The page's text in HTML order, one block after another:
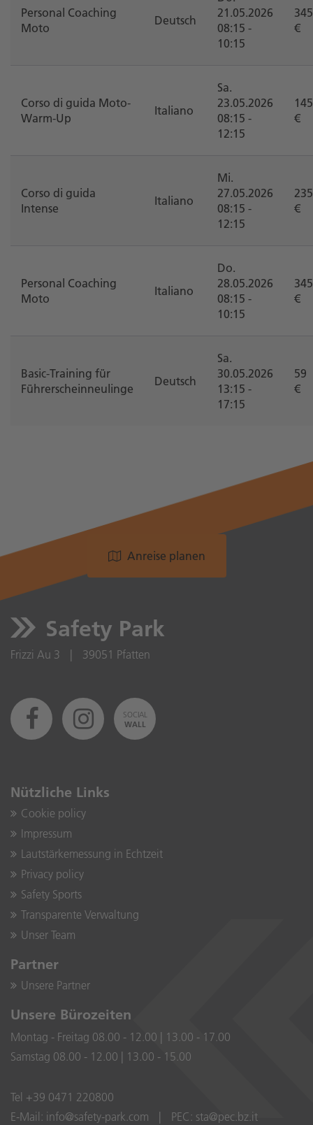
Personal Coaching
Moto
Deutsch
21.05.2026
08:15 -
10:15
345
€
Corso di guida Moto-
Warm-Up
Italiano
Sa.
23.05.2026
08:15 -
12:15
145
€
Corso di guida
Intense
Italiano
Mi.
27.05.2026
08:15 -
12:15
235
€
Personal Coaching
Moto
Italiano
Do.
28.05.2026
08:15 -
10:15
345
€
Basic-Training für
Führerscheinneulinge
Deutsch
Sa.
30.05.2026
13:15 -
17:15
59
€
Anreise planen
Safety Park
Frizzi Au 3 39051 Pfatten
SOCIAL
WALL
Nützliche Links
Cookie policy
Impressum
Lautstärkemessung in Echtzeit
Privacy policy
Safety Sports
Transparente Verwaltung
Unser Team
Partner
Unsere Partner
Unsere Bürozeiten
Montag - Freitag 08.00 - 12.00 | 13.00 - 17.00
Samstag 08.00 - 12.00 | 13.00 - 15.00
Tel +39 0471 220800
E-Mail: info@safety-park.com PEC: sta@pec.bz.it